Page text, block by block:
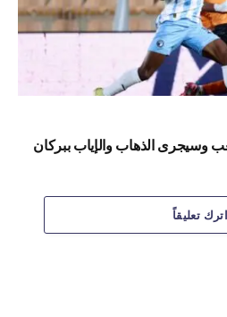
وسيجرى الذهاب والإياب ببركان
اترك تعليقاً